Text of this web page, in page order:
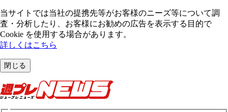
当サイトでは当社の提携先等がお客様のニーズ等について調
査・分析したり、お客様にお勧めの広告を表⽰する⽬的で
Cookie を使⽤する場合があります。
詳しくはこちら
閉じる